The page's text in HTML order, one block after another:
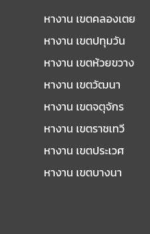
หางาน เขตคลองเตย
หางาน เขตปทุมวัน
หางาน เขตห้วยขวาง
หางาน เขตวัฒนา
หางาน เขตจตุจักร
หางาน เขตราชเทวี
หางาน เขตประเวศ
หางาน เขตบางนา